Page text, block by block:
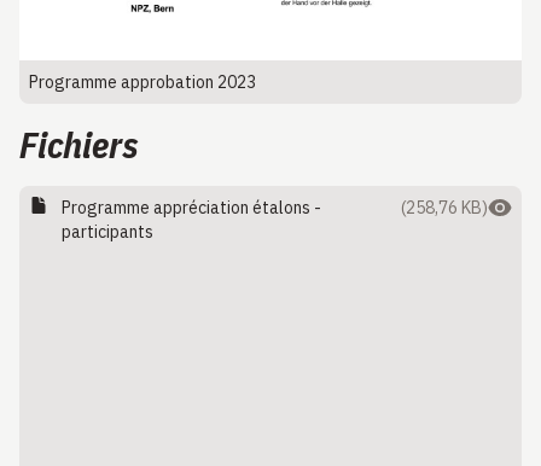
Programme approbation 2023
Fichiers
Programme appréciation étalons -
participants
(258,76 KB)